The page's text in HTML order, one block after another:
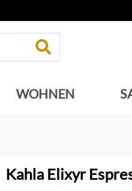
WOHNEN
Kahla Elixyr